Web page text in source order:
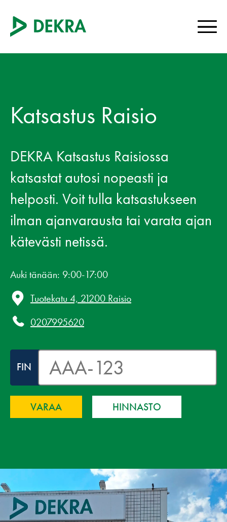
Katsastus Raisio
DEKRA Katsastus Raisiossa
katsastat autosi nopeasti ja
helposti. Voit tulla katsastukseen
ilman ajanvarausta tai varata ajan
kätevästi netissä.
Auki tänään: 9:00-17:00
Tuotekatu 4, 21200 Raisio
0207995620
FIN
HINNASTO